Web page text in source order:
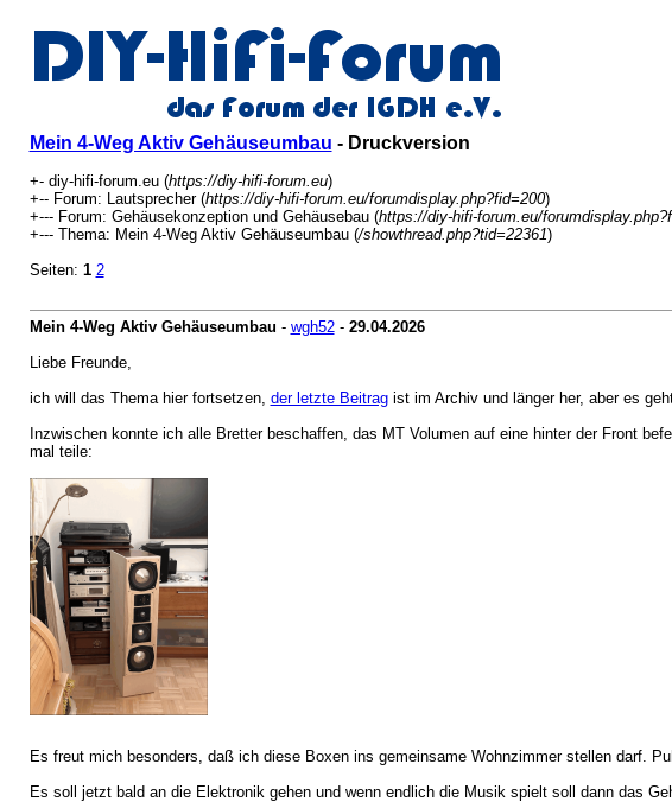
Mein 4-Weg Aktiv Gehäuseumbau - Druckversion
+- diy-hifi-forum.eu (https://diy-hifi-forum.eu)
+-- Forum: Lautsprecher (https://diy-hifi-forum.eu/forumdisplay.php?fid=200)
+--- Forum: Gehäusekonzeption und Gehäusebau (https://diy-hifi-forum.eu/
+--- Thema: Mein 4-Weg Aktiv Gehäuseumbau (/showthread.php?tid=22361)
Seiten: 1 2
Mein 4-Weg Aktiv Gehäuseumbau - wgh52- 29.04.2026
Liebe Freunde,
ich will das Thema hier fortsetzen, der letzte Beitragist im Archiv und länger her, aber es
Inzwischen konnte ich alle Bretter beschaffen, das MT Volumen auf eine hinter der Front
mal teile:
Es freut mich besonders, daß ich diese Boxen ins gemeinsame Wohnzimmer stellen darf.
Es soll jetzt bald an die Elektronik gehen und wenn endlich die Musik spielt soll dann das